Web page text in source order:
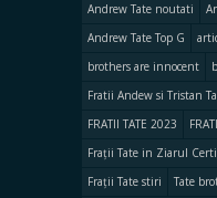
Andrew Tate noutati
Andrew Tate Top G
brothers are innocent
Fratii Andew si Tristan
FRATII TATE 2023
Frații Tate in Ziarul
Frații Tate stiri
Tate